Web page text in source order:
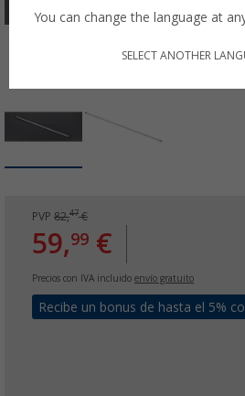
PVP 82,47€
59,99 €
Precios con IVA incluido envío gratuito
Recibe un bonus de hasta el 5%
You can change the language at
SELECT ANOTHER